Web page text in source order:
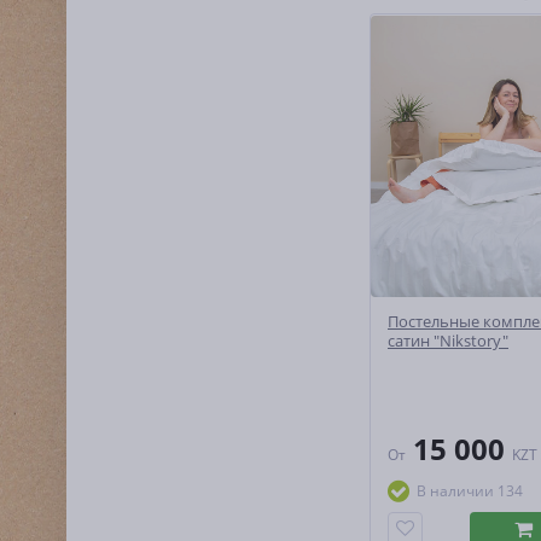
Постельные
сатин "Nikstory"
От 15 000 KZT
В наличии 134